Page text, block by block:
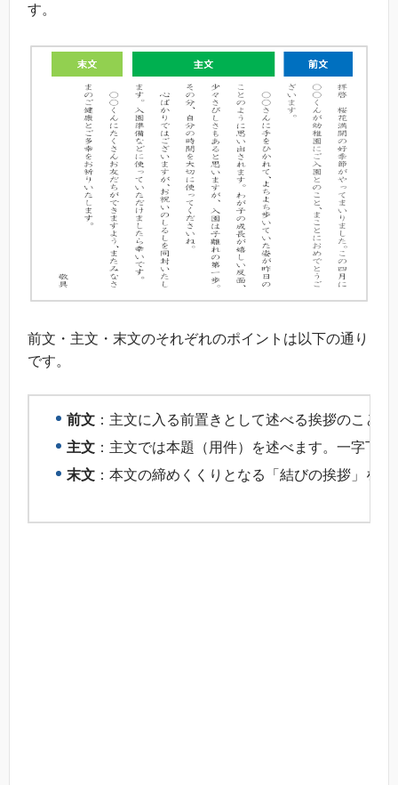
す。
前文・主文・末文のそれぞれのポイントは以下の通り
です。
前文 ：主文に入る前置きとして述べる挨拶のこと
主文 ：主文では本題（用件）を述べます。一字下
末文 ：本文の締めくくりとなる「結びの挨拶」を